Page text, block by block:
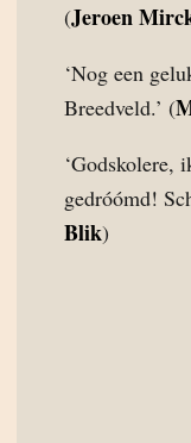
(Jeroen
‘Nog een
Breedveld.’ (
‘Godskolere,
gedróómd!
Blik)